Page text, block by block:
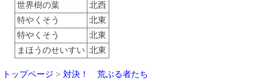
世界樹の葉
北西
特やくそう
北東
特やくそう
北東
まほうのせいすい 北東
トップページ > 対決！ 荒ぶる者たち